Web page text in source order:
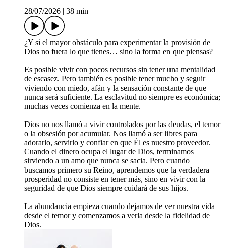
28/07/2026
38 min
¿Y si el mayor obstáculo para experimentar la provisión de
Dios no fuera lo que tienes… sino la forma en que piensas?
Es posible vivir con pocos recursos sin tener una mentalidad
de escasez. Pero también es posible tener mucho y seguir
viviendo con miedo, afán y la sensación constante de que
nunca será suficiente. La esclavitud no siempre es económica;
muchas veces comienza en la mente.
Dios no nos llamó a vivir controlados por las deudas, el temor
o la obsesión por acumular. Nos llamó a ser libres para
adorarlo, servirlo y confiar en que Él es nuestro proveedor.
Cuando el dinero ocupa el lugar de Dios, terminamos
sirviendo a un amo que nunca se sacia. Pero cuando
buscamos primero su Reino, aprendemos que la verdadera
prosperidad no consiste en tener más, sino en vivir con la
seguridad de que Dios siempre cuidará de sus hijos.
La abundancia empieza cuando dejamos de ver nuestra vida
desde el temor y comenzamos a verla desde la fidelidad de
Dios.